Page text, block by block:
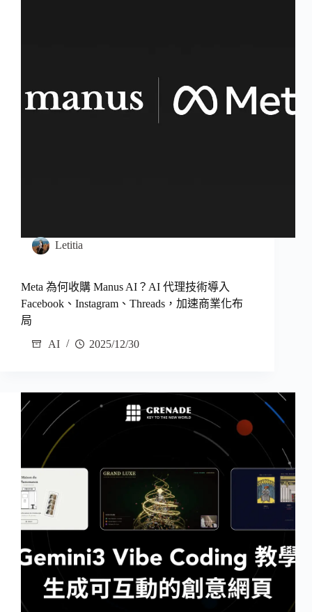
Letitia
Meta 為何收購 Manus AI？AI 代理技術導入
Facebook、Instagram、Threads，加速商業化布
局
AI
2025/12/30